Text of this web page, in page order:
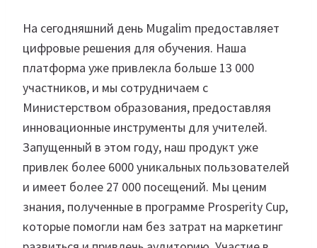
На сегодняшний день Mugalim предоставляет
цифровые решения для обучения. Наша
платформа уже привлекла больше 13 000
участников, и мы сотрудничаем с
Министерством образования, предоставляя
инновационные инструменты для учителей.
Запущенный в этом году, наш продукт уже
привлек более 6000 уникальных пользователей
и имеет более 27 000 посещений. Мы ценим
знания, полученные в программе Prosperity Cup,
которые помогли нам без затрат на маркетинг